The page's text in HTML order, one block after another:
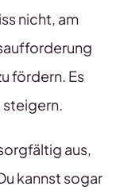
nicht, am
fördern. Es
steigern.
aus,
kannst sogar